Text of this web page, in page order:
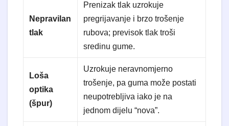
Nepravilan
tlak
Prenizak tlak uzrokuje
pregrijavanje i brzo trošenje
rubova; previsok tlak troši
sredinu gume.
Loša
optika
(špur)
Uzrokuje neravnomjerno
trošenje, pa guma može postati
neupotrebljiva iako je na
jednom dijelu “nova”.